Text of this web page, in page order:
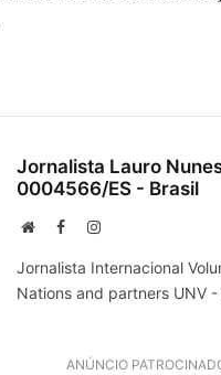
Jornalista Lauro
0004566/ES - Brasil
WebsiteFacebookInstagram
Jornalista Internacional
Nations and partners UNV
ANÚNCIO